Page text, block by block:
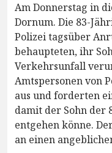
Am Donnerstag in
Dornum. Die 83-
Polizei tagsüber
behaupteten, ihr
Verkehrsunfall
Amtspersonen von
aus und forderten
damit der Sohn der
entgehen könne.
an einen